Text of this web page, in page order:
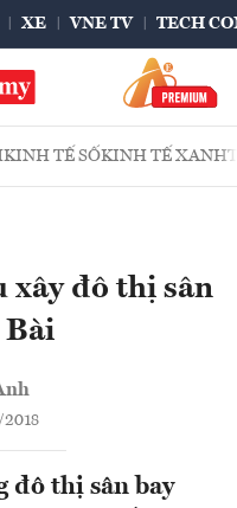
XE VNE TV TECH
KINH TẾ SỐKINH TẾ XANH
xây đô thị sân
Bài
đô thị sân bay